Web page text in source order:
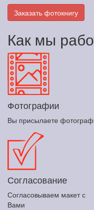
Заказать фотокнигу
Как мы
Фотографии
Вы присылаете
Согласование
Согласовываем макет с
Вами